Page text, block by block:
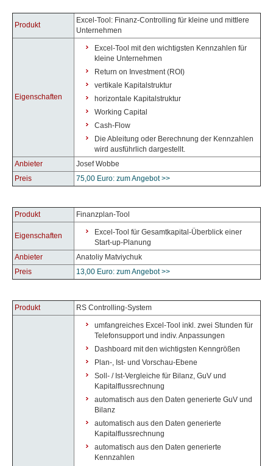
Produkt
Excel-Tool: Finanz-Controlling für kleine und mittlere
Unternehmen
Eigenschaften
Excel-Tool mit den wichtigsten Kennzahlen für
kleine Unternehmen
Return on Investment (ROI)
vertikale Kapitalstruktur
horizontale Kapitalstruktur
Working Capital
Cash-Flow
Die Ableitung oder Berechnung der Kennzahlen
wird ausführlich dargestellt.
Anbieter
Josef Wobbe
Preis
75,00 Euro: zum Angebot >>
Produkt Finanzplan-Tool
Eigenschaften
Excel-Tool für Gesamtkapital-Überblick einer
Start-up-Planung
Anbieter
Anatoliy Matviychuk
Preis
13,00 Euro: zum Angebot >>
Produkt RS Controlling-System
umfangreiches Excel-Tool inkl. zwei Stunden für
Telefonsupport und indiv. Anpassungen
Dashboard mit den wichtigsten Kenngrößen
Plan-, Ist- und Vorschau-Ebene
Soll- / Ist-Vergleiche für Bilanz, GuV und
Kapitalflussrechnung
automatisch aus den Daten generierte GuV und
Bilanz
automatisch aus den Daten generierte
Kapitalflussrechnung
automatisch aus den Daten generierte
Kennzahlen